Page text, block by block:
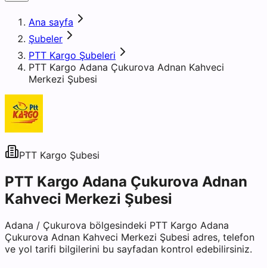
Ana sayfa
Şubeler
PTT Kargo Şubeleri
PTT Kargo Adana Çukurova Adnan Kahveci
Merkezi Şubesi
PTT Kargo Şubesi
PTT Kargo Adana Çukurova Adnan
Kahveci Merkezi Şubesi
Adana / Çukurova bölgesindeki PTT Kargo Adana
Çukurova Adnan Kahveci Merkezi Şubesi adres, telefon
ve yol tarifi bilgilerini bu sayfadan kontrol edebilirsiniz.